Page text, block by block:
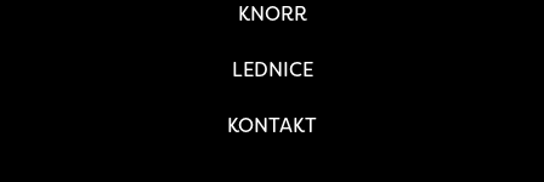
KNORR
LEDNICE
KONTAKT